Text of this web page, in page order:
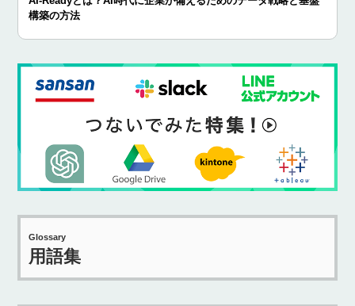
構築の方法
Glossary
用語集